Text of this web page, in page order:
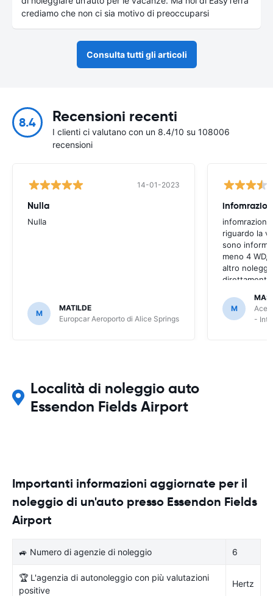
crediamo che non ci sia motivo di preoccuparsi
Consulta tutti gli articoli
8.4 Recensioni recenti
I clienti ci valutano con un 8.4/10 su 108006
recensioni
14-01-2023
Nulla
Nulla
M
MATILDE
Europcar Aeroporto di Alice Springs
infomrazioni
riguardo la
sono
meno 4 WD,
altro
direttamente
M
Ace
-
Località di noleggio auto
Essendon Fields Airport
Importanti informazioni aggiornate per il
noleggio di un'auto presso Essendon Fields
Airport
🚙 Numero di agenzie di noleggio 6
🏆 L'agenzia di autonoleggio con più valutazioni
positive
Hertz